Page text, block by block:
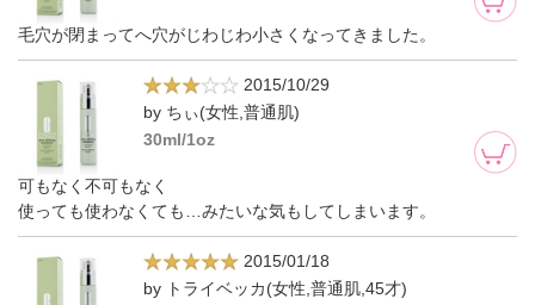
毛穴が閉まってへ穴がじわじわ小さくなってきました。
2015/10/29
by ちぃ(女性,普通肌)
30ml/1oz
可もなく不可もなく
使っても使わなくても…みたいな気もしてしまいます。
2015/01/18
by トライベッカ(女性,普通肌,45才)